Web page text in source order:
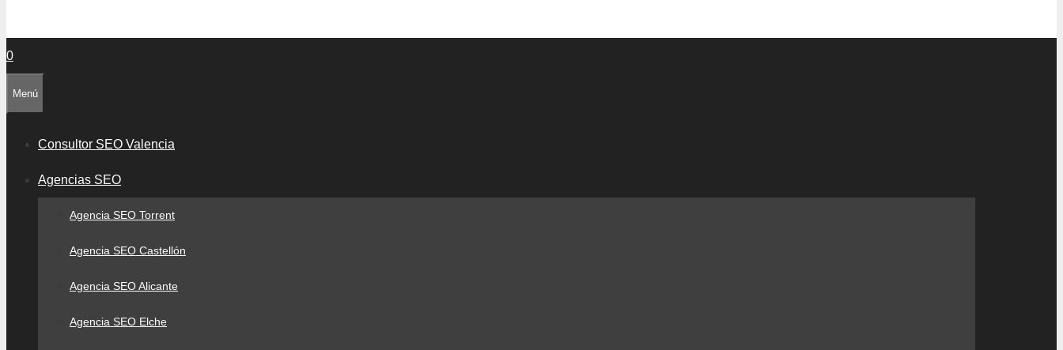
0
Menú
Consultor SEO Valencia
Agencias SEO
Agencia SEO Torrent
Agencia SEO Castellón
Agencia SEO Alicante
Agencia SEO Elche